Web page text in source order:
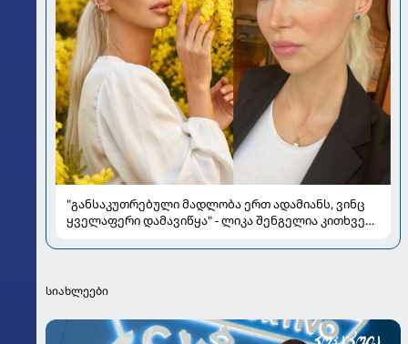
"განსაკუთრებული მადლობა ერთ ადამიანს, ვინც
ყველაფერი დამავიწყა" - ლიკა შენგელია კითხვებს
სიახლეები